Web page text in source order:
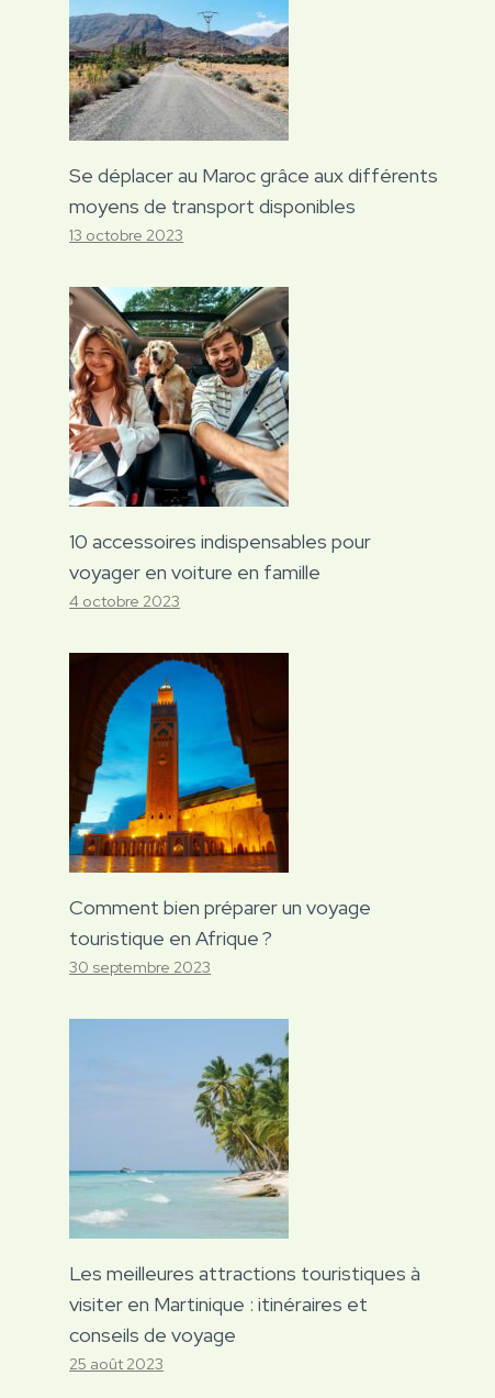
Se déplacer au Maroc grâce aux différents
moyens de transport disponibles
13 octobre 2023
10 accessoires indispensables pour
voyager en voiture en famille
4 octobre 2023
Comment bien préparer un voyage
touristique en Afrique ?
30 septembre 2023
Les meilleures attractions touristiques à
visiter en Martinique : itinéraires et
conseils de voyage
25 août 2023